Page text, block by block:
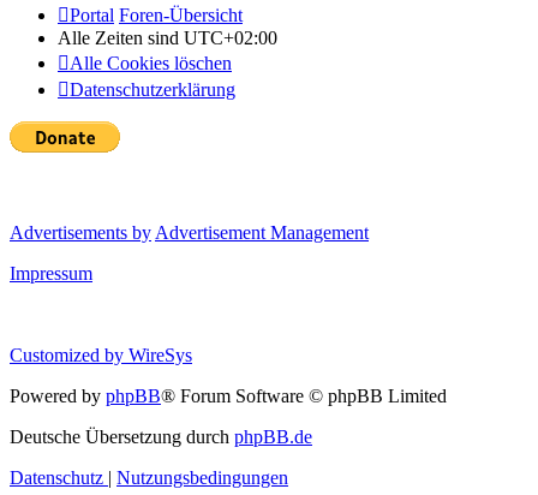
Portal Foren-Übersicht
Alle Zeiten sind UTC+02:00
Alle Cookies löschen
Datenschutzerklärung
Advertisements by Advertisement Management
Impressum
Customized by WireSys
Powered by phpBB® Forum Software © phpBB Limited
Deutsche Übersetzung durch phpBB.de
Datenschutz | Nutzungsbedingungen